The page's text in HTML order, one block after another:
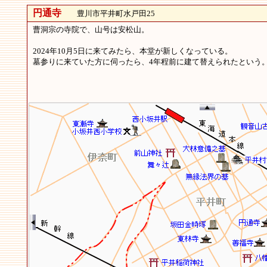
円通寺豊川市平井町水戸田25
曹洞宗の寺院で、山号は安松山。
2024年10月5日に来てみたら、本堂が新しくなっている。
墓参りに来ていた方に伺ったら、4年程前に建て替えられたという